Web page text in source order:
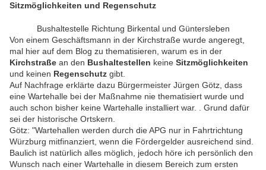
Sitzmöglichkeiten und Regenschutz
Bushaltestelle Richtung Birkental und Güntersleben
Von einem Geschäftsmann in der Kirchstraße wurde angeregt,
mal hier auf dem Blog zu thematisieren, warum es in der
Kirchstraße an den Bushaltestellen keine Sitzmöglichkeiten
und keinen Regenschutz gibt.
Auf Nachfrage erklärte dazu Bürgermeister Jürgen Götz, dass
eine Wartehalle bei der Maßnahme nie thematisiert wurde und
auch schon bisher keine Wartehalle installiert war. . Grund dafür
sei der historische Ortskern.
Götz: "Wartehallen werden durch die APG nur in Fahrtrichtung
Würzburg mitfinanziert, wenn die Fördergelder ausreichend sind.
Baulich ist natürlich alles möglich, jedoch höre ich persönlich den
Wunsch nach einer Wartehalle in diesem Bereich zum ersten